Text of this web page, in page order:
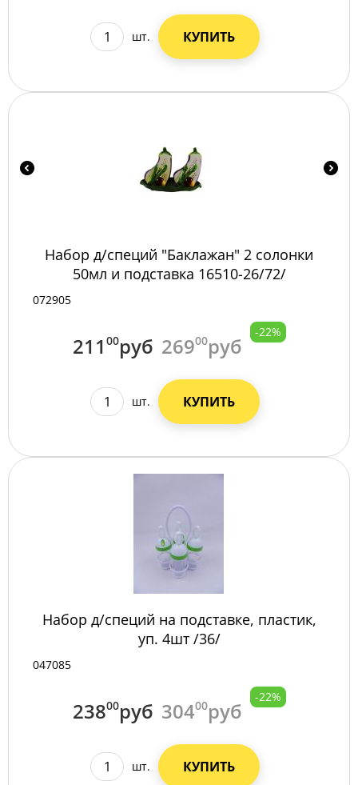
шт. КУПИТЬ
Набор д/специй "Баклажан" 2 солонки
50мл и подставка 16510-26/72/
072905
211 00руб 26900руб
-22%
шт. КУПИТЬ
Набор д/специй на подставке, пластик,
уп. 4шт /36/
047085
23800руб 30400руб
-22%
шт. КУПИТЬ